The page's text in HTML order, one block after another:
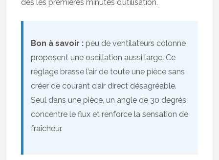
dès les premières minutes d’utilisation.
Bon à savoir : peu de ventilateurs colonne
proposent une oscillation aussi large. Ce
réglage brasse l’air de toute une pièce sans
créer de courant d’air direct désagréable.
Seul dans une pièce, un angle de 30 degrés
concentre le flux et renforce la sensation de
fraîcheur.